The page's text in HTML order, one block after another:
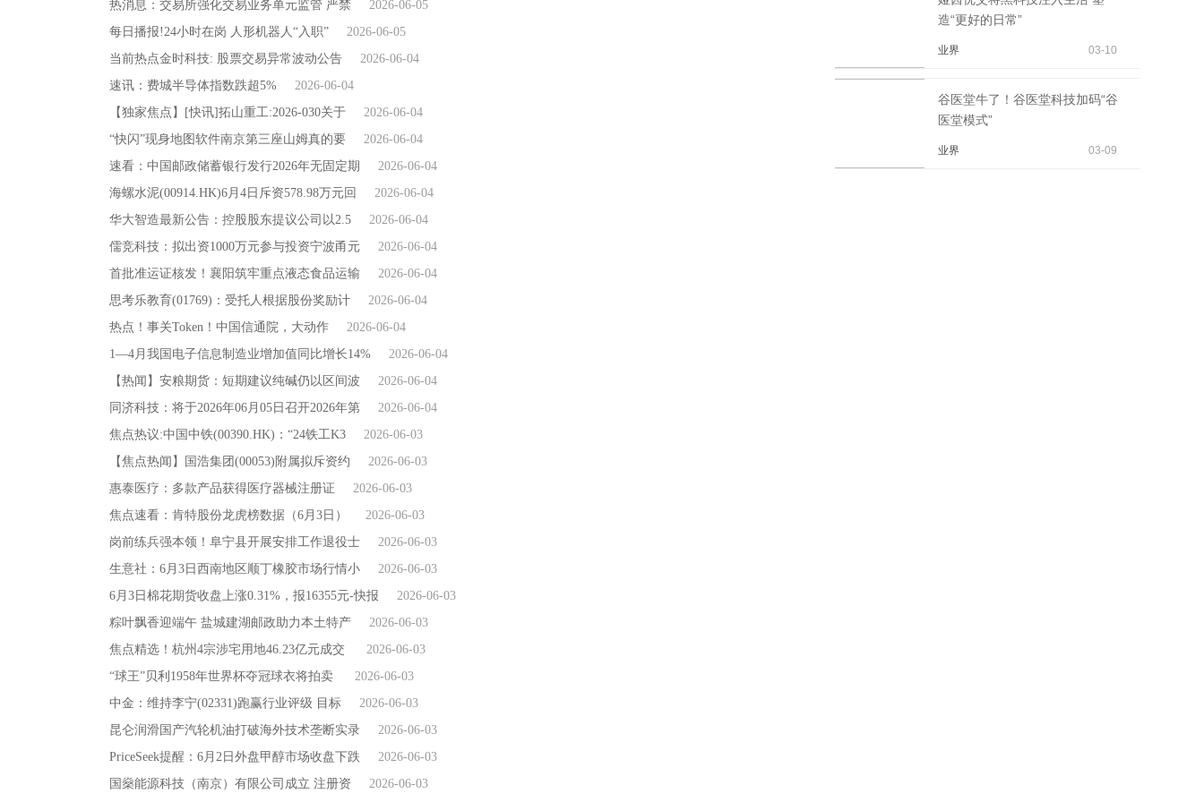
热消息：交易所强化交易业务单元监管 严禁
2026-06-05
每日播报!24小时在岗 人形机器人“入职”
2026-06-05
当前热点金时科技: 股票交易异常波动公告
2026-06-04
速讯：费城半导体指数跌超5%
2026-06-04
【独家焦点】[快讯]拓山重工:2026-030关于
2026-06-04
“快闪”现身地图软件南京第三座山姆真的要
2026-06-04
速看：中国邮政储蓄银行发行2026年无固定期
2026-06-04
海螺水泥(00914.HK)6月4日斥资578.98万元回
2026-06-04
华大智造最新公告：控股股东提议公司以2.5
2026-06-04
儒竞科技：拟出资1000万元参与投资宁波甬元
2026-06-04
首批准运证核发！襄阳筑牢重点液态食品运输
2026-06-04
思考乐教育(01769)：受托人根据股份奖励计
2026-06-04
热点！事关Token！中国信通院，大动作
2026-06-04
1—4月我国电子信息制造业增加值同比增长14%
2026-06-04
【热闻】安粮期货：短期建议纯碱仍以区间波
2026-06-04
同济科技：将于2026年06月05日召开2026年第
2026-06-04
焦点热议:中国中铁(00390.HK)：“24铁工K3
2026-06-03
【焦点热闻】国浩集团(00053)附属拟斥资约
2026-06-03
惠泰医疗：多款产品获得医疗器械注册证
2026-06-03
焦点速看：肯特股份龙虎榜数据（6月3日）
2026-06-03
岗前练兵强本领！阜宁县开展安排工作退役士
2026-06-03
生意社：6月3日西南地区顺丁橡胶市场行情小
2026-06-03
6月3日棉花期货收盘上涨0.31%，报16355元-快报
2026-06-03
粽叶飘香迎端午 盐城建湖邮政助力本土特产
2026-06-03
焦点精选！杭州4宗涉宅用地46.23亿元成交
2026-06-03
“球王”贝利1958年世界杯夺冠球衣将拍卖
2026-06-03
中金：维持李宁(02331)跑赢行业评级 目标
2026-06-03
昆仑润滑国产汽轮机油打破海外技术垄断实录
2026-06-03
PriceSeek提醒：6月2日外盘甲醇市场收盘下跌
2026-06-03
国燊能源科技（南京）有限公司成立 注册资
2026-06-03
造“更好的日常”
业界 03-10
谷医堂牛了！谷医堂科技加码“谷
医堂模式”
业界 03-09